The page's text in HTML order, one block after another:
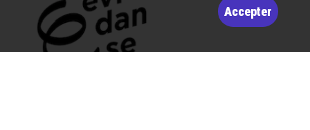
Accepter